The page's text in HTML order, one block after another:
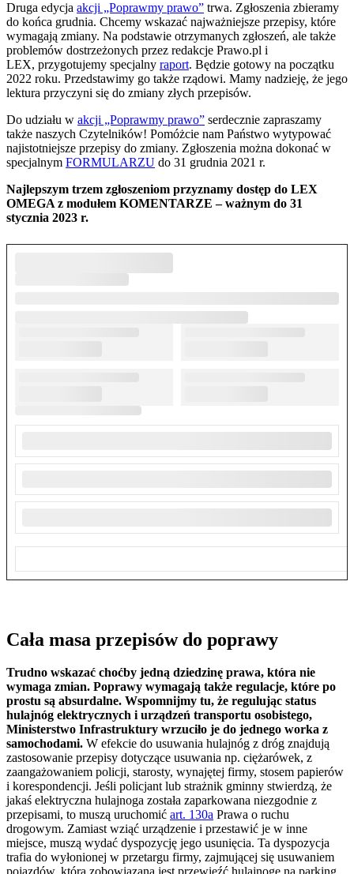
Druga edycja akcji „Poprawmy prawo” trwa. Zgłoszenia zbieramy
do końca grudnia. Chcemy wskazać najważniejsze przepisy, które
wymagają zmiany. Na podstawie otrzymanych zgłoszeń, ale także
problemów dostrzeżonych przez redakcje Prawo.pl i
LEX, przygotujemy specjalny raport. Będzie gotowy na początku
2022 roku. Przedstawimy go także rządowi. Mamy nadzieję, że jego
lektura przyczyni się do zmiany złych przepisów.
Do udziału w akcji „Poprawmy prawo” serdecznie zapraszamy
także naszych Czytelników! Pomóżcie nam Państwo wytypować
najistotniejsze przepisy do zmiany. Zgłoszenia można dokonać w
specjalnym FORMULARZU do 31 grudnia 2021 r.
Najlepszym trzem zgłoszeniom przyznamy dostęp do LEX
OMEGA z modułem KOMENTARZE – ważnym do 31
stycznia 2023 r.
Cała masa przepisów do poprawy
Trudno wskazać choćby jedną dziedzinę prawa, która nie
wymaga zmian. Poprawy wymagają także regulacje, które po
prostu są absurdalne. Wspomnijmy tu, że regulując status
hulajnóg elektrycznych i urządzeń transportu osobistego,
Ministerstwo Infrastruktury wrzuciło je do jednego worka z
samochodami. W efekcie do usuwania hulajnóg z dróg znajdują
zastosowanie przepisy dotyczące usuwania np. ciężarówek, z
zaangażowaniem policji, starosty, wynajętej firmy, stosem papierów
i korespondencji. Jeśli policjant lub strażnik gminny stwierdzą, że
jakaś elektryczna hulajnoga została zaparkowana niezgodnie z
przepisami, to muszą uruchomić art. 130a Prawa o ruchu
drogowym. Zamiast wziąć urządzenie i przestawić je w inne
miejsce, muszą wydać dyspozycję jego usunięcia. Ta dyspozycja
trafia do wyłonionej w przetargu firmy, zajmującej się usuwaniem